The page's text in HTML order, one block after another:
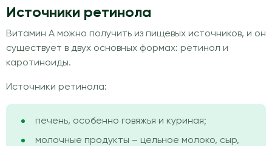
Источники ретинола
Витамин А можно получить из пищевых источников, и он
существует в двух основных формах: ретинол и
каротиноиды.
Источники ретинола:
печень, особенно говяжья и куриная;
молочные продукты – цельное молоко, сыр,